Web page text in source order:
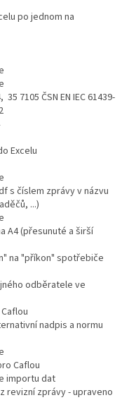
po jednom na
7105 ČSN EN IEC 61439-
Excelu
s číslem zprávy v názvu
...)
A4 (přesunuté a širší
na "příkon" spotřebiče
odběratele ve
nadpis a normu
Caflou
importu dat
z revizní zprávy - upraveno